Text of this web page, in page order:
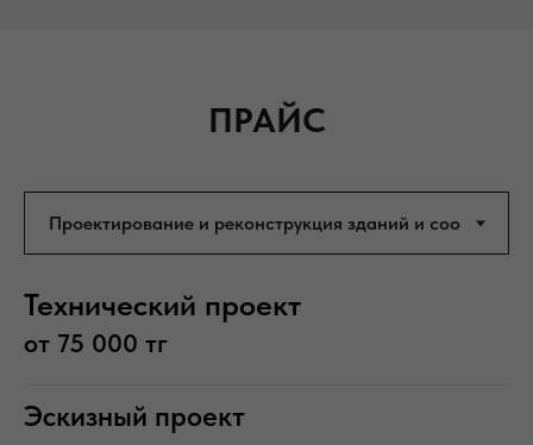
ПРАЙС
Технический проект
от 75 000 тг
Эскизный проект